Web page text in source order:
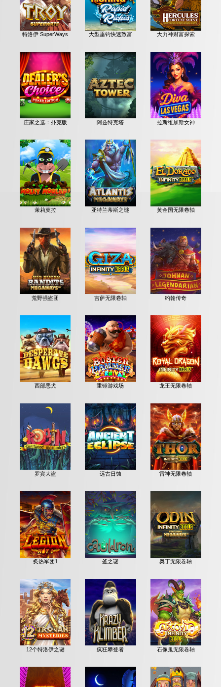
特洛伊 SuperWays 大型垂钓快速致富 大力神财富探索
庄家之选：扑克版 阿兹特克塔 拉斯维加斯女神
茉莉莫拉 亚特兰蒂斯之谜 黄金国无限卷轴
荒野强盗团 吉萨无限卷轴 约翰传奇
西部恶犬 重锤游戏场 龙王无限卷轴
罗宾大盗 远古日蚀 雷神无限卷轴
炙热军团1 釜之谜 奥丁无限卷轴
12个特洛伊之谜 疯狂攀登者 石像鬼无限卷轴